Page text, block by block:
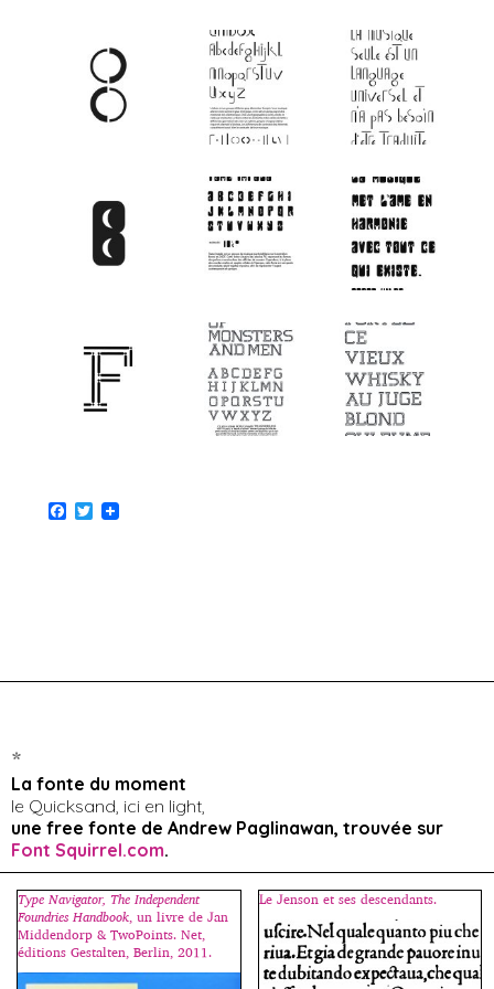
F T
w
*
La fonte du moment
le Quicksand, ici en light,
une free fonte de Andrew Paglinawan, trouvée sur
Font Squirrel.com.
Type Navigator, The Independent
Foundries Handbook, un livre de Jan
Middendorp & TwoPoints. Net,
éditions Gestalten, Berlin, 2011.
Le Jenson et ses descendants.